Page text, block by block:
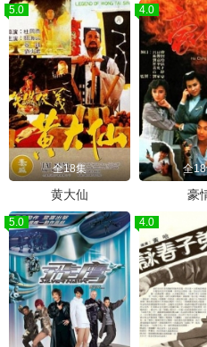
5.0
全18集
黄大仙
4.0
全
豪
5.0 4.0